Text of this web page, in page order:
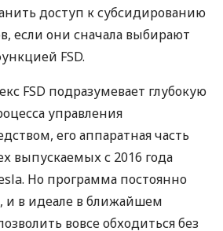
доступ к субсидированию
если они сначала выбирают
FSD.
FSD подразумевает глубокую
управления
его аппаратная часть
выпускаемых с 2016 года
Но программа постоянно
и в идеале в ближайшем
вовсе обходиться без